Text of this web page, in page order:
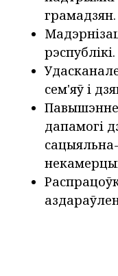
грамадзян.
рэспублікі.
сем'яў і
Павышэнне
дапамогі